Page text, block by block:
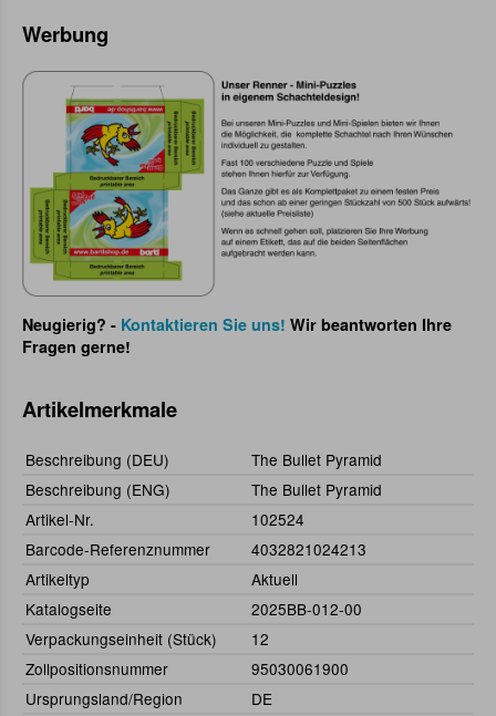
Werbung
Neugierig? - Kontaktieren Sie uns! Wir beantworten Ihre
Fragen gerne!
Artikelmerkmale
Beschreibung (DEU)
The Bullet Pyramid
Beschreibung (ENG)
The Bullet Pyramid
Artikel-Nr.
102524
Barcode-Referenznummer
4032821024213
Artikeltyp
Aktuell
Katalogseite
2025BB-012-00
Verpackungseinheit (Stück)
12
Zollpositionsnummer
95030061900
Ursprungsland/Region
DE